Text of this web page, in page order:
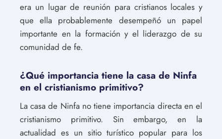
era un lugar de reunión para cristianos locales y
que ella probablemente desempeñó un papel
importante en la formación y el liderazgo de su
comunidad de fe.
¿Qué importancia tiene la casa de Ninfa
en el cristianismo primitivo?
La casa de Ninfa no tiene importancia directa en el
cristianismo primitivo. Sin embargo, en la
actualidad es un sitio turístico popular para los